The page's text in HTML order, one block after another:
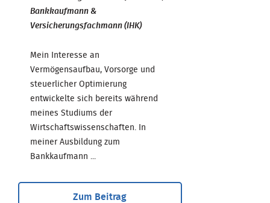
Bankkaufmann &
Versicherungsfachmann (IHK)
Mein Interesse an
Vermögensaufbau, Vorsorge und
steuerlicher Optimierung
entwickelte sich bereits während
meines Studiums der
Wirtschaftswissenschaften. In
meiner Ausbildung zum
Bankkaufmann ...
Zum Beitrag